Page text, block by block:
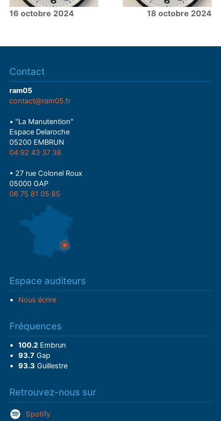
16 octobre 2024 18 octobre 2024
Contact
ram05
contact@ram05.fr
• "La Manutention"
Espace Delaroche
05200 EMBRUN
04 92 43 37 38
• 27 rue Colonel Roux
05000 GAP
06 75 81 05 85
Espace auditeurs
Nous écrire
Fréquences
100.2Embrun
93.7 Gap
93.3 Guillestre
Retrouvez-nous sur
Spotify